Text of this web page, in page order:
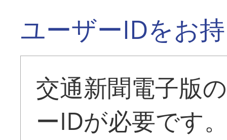
ユーザーIDをお
交通新聞電子版
ーIDが必要です